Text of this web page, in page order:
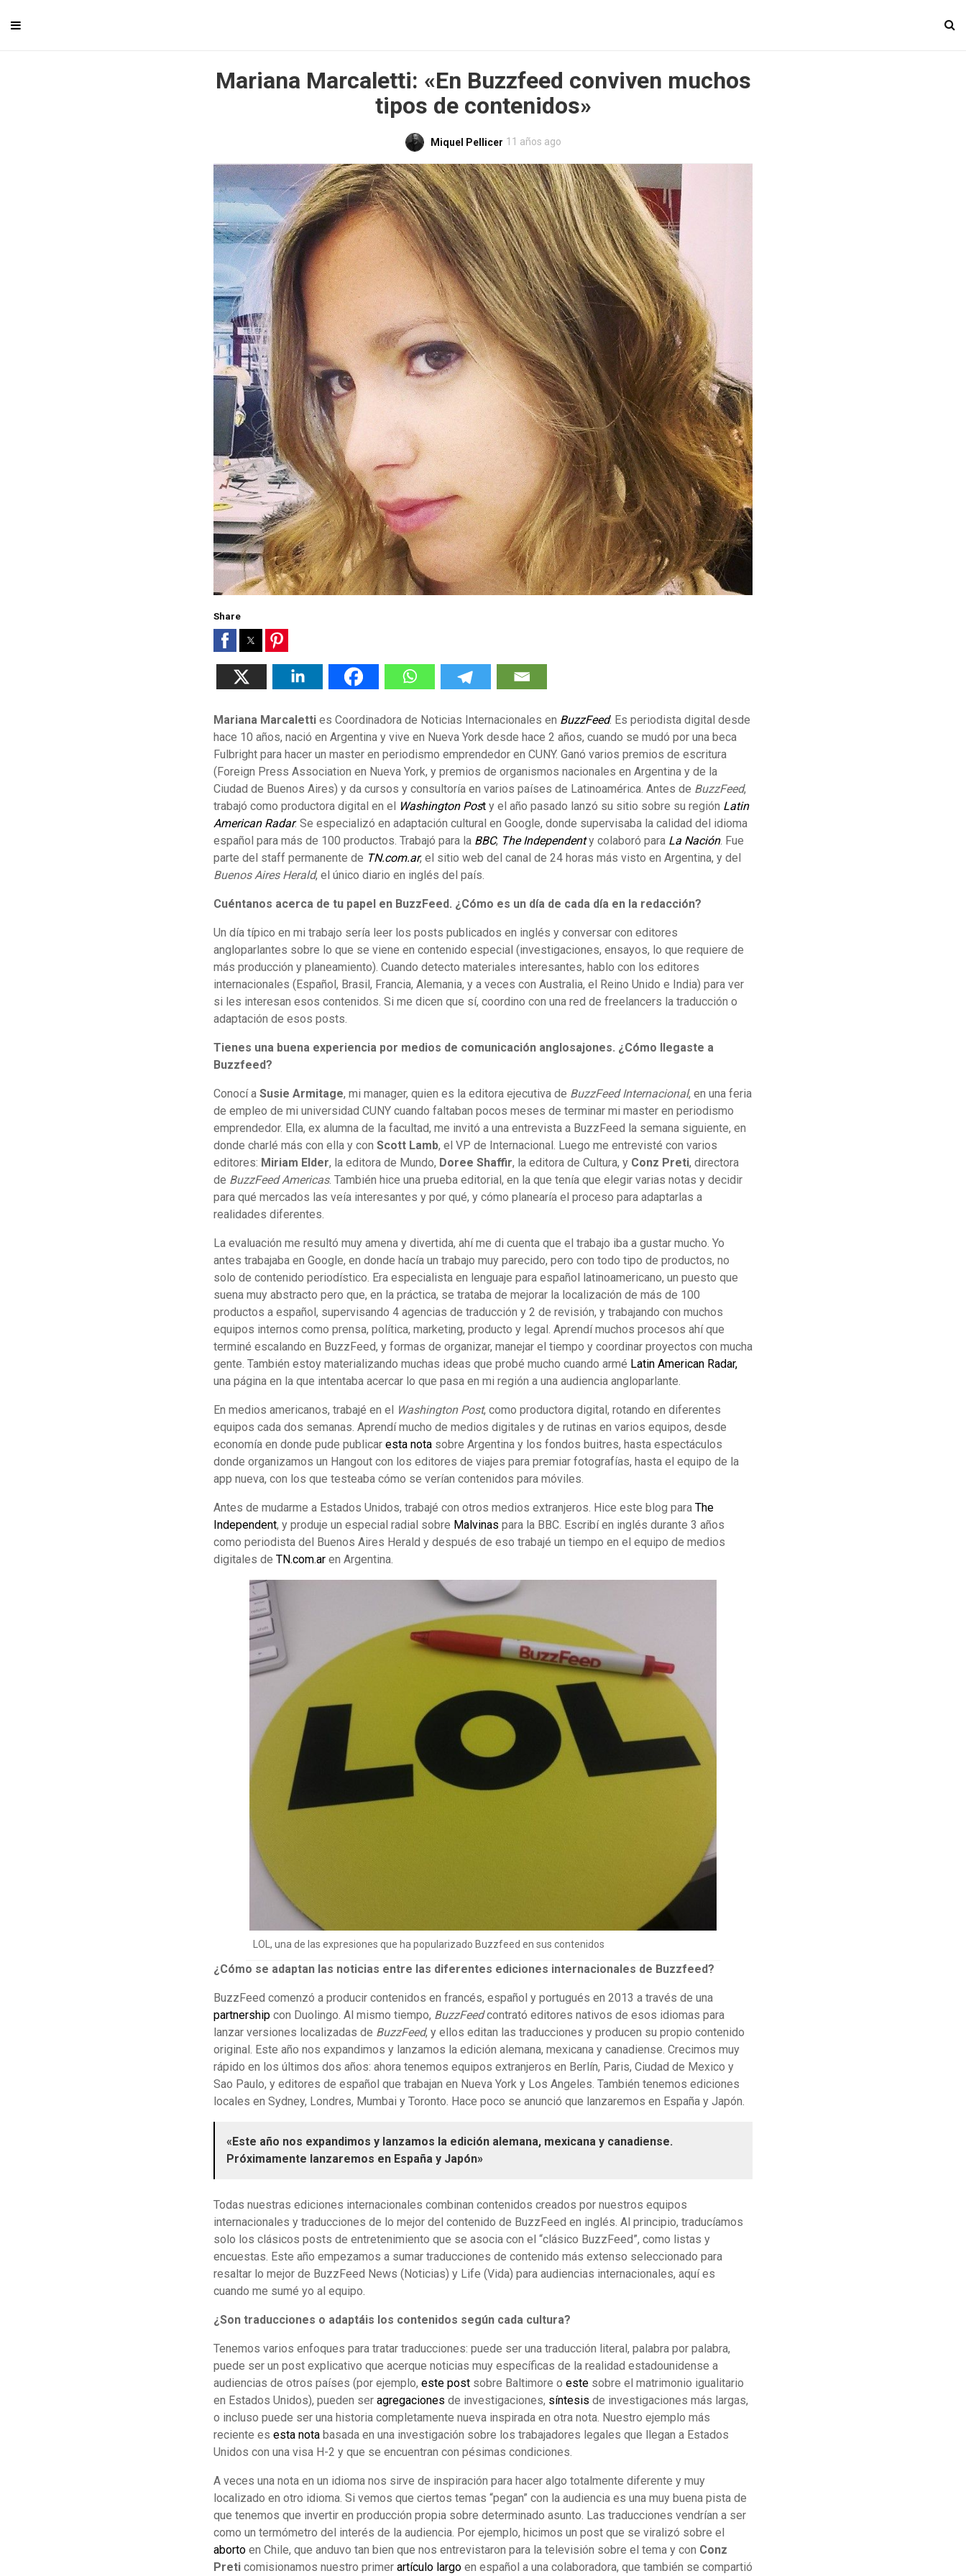
Mariana Marcaletti: «En Buzzfeed conviven muchos
tipos de contenidos»
Miquel Pellicer 11 años ago
Share
Mariana Marcaletti es Coordinadora de Noticias Internacionales en BuzzFeed. Es periodista digital desde
hace 10 años, nació en Argentina y vive en Nueva York desde hace 2 años, cuando se mudó por una beca
Fulbright para hacer un master en periodismo emprendedor en CUNY. Ganó varios premios de escritura
(Foreign Press Association en Nueva York, y premios de organismos nacionales en Argentina y de la
Ciudad de Buenos Aires) y da cursos y consultoría en varios países de Latinoamérica. Antes de BuzzFeed,
trabajó como productora digital en el Washington Post y el año pasado lanzó su sitio sobre su región Latin
American Radar. Se especializó en adaptación cultural en Google, donde supervisaba la calidad del idioma
español para más de 100 productos. Trabajó para la BBC, The Independenty colaboró para La Nación. Fue
parte del staff permanente de TN.com.ar, el sitio web del canal de 24 horas más visto en Argentina, y del
Buenos Aires Herald, el único diario en inglés del país.
Cuéntanos acerca de tu papel en BuzzFeed. ¿Cómo es un día de cada día en la redacción?
Un día típico en mi trabajo sería leer los posts publicados en inglés y conversar con editores
angloparlantes sobre lo que se viene en contenido especial (investigaciones, ensayos, lo que requiere de
más producción y planeamiento). Cuando detecto materiales interesantes, hablo con los editores
internacionales (Español, Brasil, Francia, Alemania, y a veces con Australia, el Reino Unido e India) para ver
si les interesan esos contenidos. Si me dicen que sí, coordino con una red de freelancers la traducción o
adaptación de esos posts.
Tienes una buena experiencia por medios de comunicación anglosajones. ¿Cómo llegaste a
Buzzfeed?
Conocí a Susie Armitage, mi manager, quien es la editora ejecutiva de BuzzFeed Internacional, en una feria
de empleo de mi universidad CUNY cuando faltaban pocos meses de terminar mi master en periodismo
emprendedor. Ella, ex alumna de la facultad, me invitó a una entrevista a BuzzFeed la semana siguiente, en
donde charlé más con ella y con Scott Lamb, el VP de Internacional. Luego me entrevisté con varios
editores: Miriam Elder, la editora de Mundo, Doree Shaffir, la editora de Cultura, y Conz Preti, directora
de BuzzFeed Americas. También hice una prueba editorial, en la que tenía que elegir varias notas y decidir
para qué mercados las veía interesantes y por qué, y cómo planearía el proceso para adaptarlas a
realidades diferentes.
La evaluación me resultó muy amena y divertida, ahí me di cuenta que el trabajo iba a gustar mucho. Yo
antes trabajaba en Google, en donde hacía un trabajo muy parecido, pero con todo tipo de productos, no
solo de contenido periodístico. Era especialista en lenguaje para español latinoamericano, un puesto que
suena muy abstracto pero que, en la práctica, se trataba de mejorar la localización de más de 100
productos a español, supervisando 4 agencias de traducción y 2 de revisión, y trabajando con muchos
equipos internos como prensa, política, marketing, producto y legal. Aprendí muchos procesos ahí que
terminé escalando en BuzzFeed, y formas de organizar, manejar el tiempo y coordinar proyectos con mucha
gente. También estoy materializando muchas ideas que probé mucho cuando armé Latin American Radar,
una página en la que intentaba acercar lo que pasa en mi región a una audiencia angloparlante.
En medios americanos, trabajé en el Washington Post, como productora digital, rotando en diferentes
equipos cada dos semanas. Aprendí mucho de medios digitales y de rutinas en varios equipos, desde
economía en donde pude publicar esta nota sobre Argentina y los fondos buitres, hasta espectáculos
donde organizamos un Hangout con los editores de viajes para premiar fotografías, hasta el equipo de la
app nueva, con los que testeaba cómo se verían contenidos para móviles.
Antes de mudarme a Estados Unidos, trabajé con otros medios extranjeros. Hice este blog para The
Independent, y produje un especial radial sobre Malvinas para la BBC. Escribí en inglés durante 3 años
como periodista del Buenos Aires Herald y después de eso trabajé un tiempo en el equipo de medios
digitales de TN.com.ar en Argentina.
LOL, una de las expresiones que ha popularizado Buzzfeed en sus contenidos
¿Cómo se adaptan las noticias entre las diferentes ediciones internacionales de Buzzfeed?
BuzzFeed comenzó a producir contenidos en francés, español y portugués en 2013 a través de una
partnership con Duolingo. Al mismo tiempo, BuzzFeedcontrató editores nativos de esos idiomas para
lanzar versiones localizadas de BuzzFeed, y ellos editan las traducciones y producen su propio contenido
original. Este año nos expandimos y lanzamos la edición alemana, mexicana y canadiense. Crecimos muy
rápido en los últimos dos años: ahora tenemos equipos extranjeros en Berlín, Paris, Ciudad de Mexico y
Sao Paulo, y editores de español que trabajan en Nueva York y Los Angeles. También tenemos ediciones
locales en Sydney, Londres, Mumbai y Toronto. Hace poco se anunció que lanzaremos en España y Japón.
«Este año nos expandimos y lanzamos la edición alemana, mexicana y canadiense.
Próximamente lanzaremos en España y Japón»
Todas nuestras ediciones internacionales combinan contenidos creados por nuestros equipos
internacionales y traducciones de lo mejor del contenido de BuzzFeed en inglés. Al principio, traducíamos
solo los clásicos posts de entretenimiento que se asocia con el “clásico BuzzFeed”, como listas y
encuestas. Este año empezamos a sumar traducciones de contenido más extenso seleccionado para
resaltar lo mejor de BuzzFeed News (Noticias) y Life (Vida) para audiencias internacionales, aquí es
cuando me sumé yo al equipo.
¿Son traducciones o adaptáis los contenidos según cada cultura?
Tenemos varios enfoques para tratar traducciones: puede ser una traducción literal, palabra por palabra,
puede ser un post explicativo que acerque noticias muy específicas de la realidad estadounidense a
audiencias de otros países (por ejemplo, este post sobre Baltimore o este sobre el matrimonio igualitario
en Estados Unidos), pueden ser agregaciones de investigaciones, síntesis de investigaciones más largas,
o incluso puede ser una historia completamente nueva inspirada en otra nota. Nuestro ejemplo más
reciente es esta nota basada en una investigación sobre los trabajadores legales que llegan a Estados
Unidos con una visa H-2 y que se encuentran con pésimas condiciones.
A veces una nota en un idioma nos sirve de inspiración para hacer algo totalmente diferente y muy
localizado en otro idioma. Si vemos que ciertos temas “pegan” con la audiencia es una muy buena pista de
que tenemos que invertir en producción propia sobre determinado asunto. Las traducciones vendrían a ser
como un termómetro del interés de la audiencia. Por ejemplo, hicimos un post que se viralizó sobre el
aborto en Chile, que anduvo tan bien que nos entrevistaron para la televisión sobre el tema y con Conz
Preti comisionamos nuestro primer artículo largo en español a una colaboradora, que también se compartió